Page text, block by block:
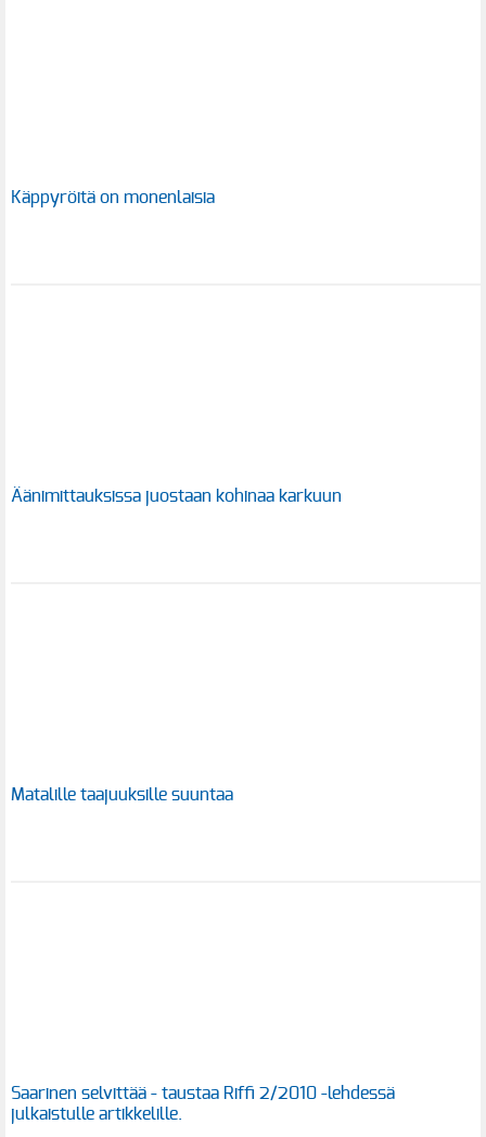
Käppyröitä on monenlaisia
Äänimittauksissa juostaan kohinaa karkuun
Matalille taajuuksille suuntaa
Saarinen selvittää - taustaa Riffi 2/2010 -lehdessä
julkaistulle artikkelille.